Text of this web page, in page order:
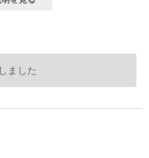
ました